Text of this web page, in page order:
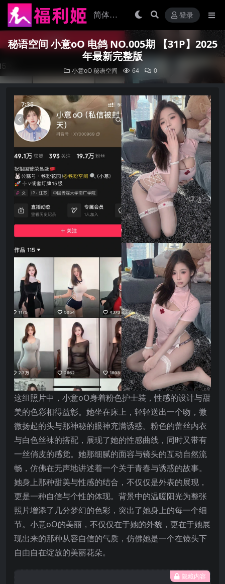
登录
秘语空间 小意oO 电鸽 NO.005期 【31P】2025
年最新完整版
小意oO秘语空间 64 0
这组照片中，小意oO身着粉色护士装，性感的设计与甜
美的色彩相得益彰。她坐在床上，轻轻送出一个吻，微
微扬起的头与那神秘的眼神充满诱惑。粉色的蕾丝内衣
与白色丝袜的搭配，展现了她的性感曲线，同时又带有
一丝俏皮的感觉。她那细腻的面容与镜头的互动自然流
畅，仿佛在无声地讲述着一个关于青春与诱惑的故事。
她身上那种甜美与性感的结合，不仅仅是外表的展现，
更是一种自信与个性的体现。背景中的温暖阳光为整张
照片增添了几分梦幻的色彩，突出了她身上的每一个细
节。小意oO的美丽，不仅仅在于她的外貌，更在于她展
现出来的那种从容自信的气质，仿佛她是一个在镜头下
自由自在绽放的美丽花朵。
隐藏内容